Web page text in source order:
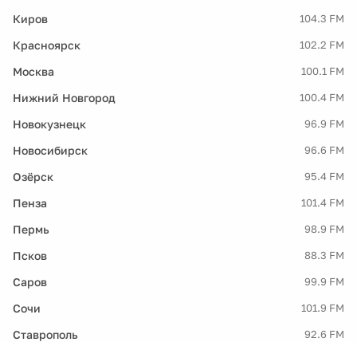
Киров 104.3 FM
Красноярск 102.2 FM
Москва 100.1 FM
Нижний Новгород 100.4 FM
Новокузнецк 96.9 FM
Новосибирск 96.6 FM
Озёрск 95.4 FM
Пенза 101.4 FM
Пермь 98.9 FM
Псков 88.3 FM
Саров 99.9 FM
Сочи 101.9 FM
Ставрополь 92.6 FM